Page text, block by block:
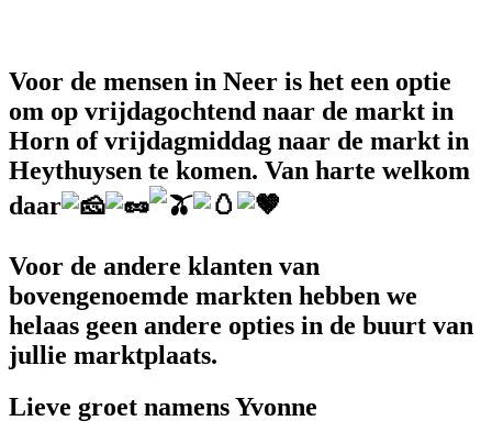
Voor de mensen in Neer is het een optie
om op vrijdagochtend naar de markt in
Horn of vrijdagmiddag naar de markt in
Heythuysen te komen. Van harte welkom
daar
Voor de andere klanten van
bovengenoemde markten hebben we
helaas geen andere opties in de buurt van
jullie marktplaats.
Lieve groet namens Yvonne